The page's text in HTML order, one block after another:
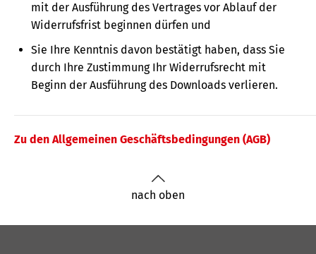
mit der Ausführung des Vertrages vor Ablauf der
Widerrufsfrist beginnen dürfen und
Sie Ihre Kenntnis davon bestätigt haben, dass Sie
durch Ihre Zustimmung Ihr Widerrufsrecht mit
Beginn der Ausführung des Downloads verlieren.
Zu den Allgemeinen Geschäftsbedingungen (AGB)
nach oben